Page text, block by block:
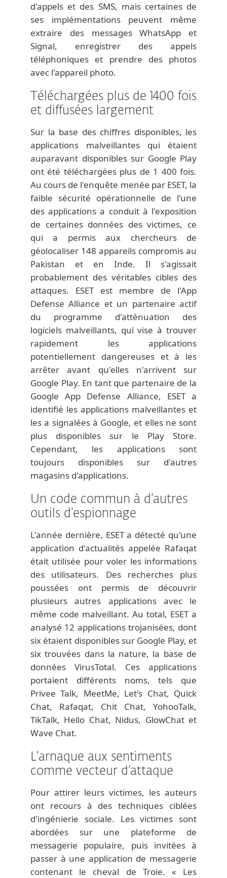
d'appels et des SMS, mais certaines de
ses implémentations peuvent même
extraire des messages WhatsApp et
Signal, enregistrer des appels
téléphoniques et prendre des photos
avec l'appareil photo.
Téléchargées plus de 1400 fois
et diffusées largement
Sur la base des chiffres disponibles, les
applications malveillantes qui étaient
auparavant disponibles sur Google Play
ont été téléchargées plus de 1 400 fois.
Au cours de l'enquête menée par ESET, la
faible sécurité opérationnelle de l'une
des applications a conduit à l'exposition
de certaines données des victimes, ce
qui a permis aux chercheurs de
géolocaliser 148 appareils compromis au
Pakistan et en Inde. Il s'agissait
probablement des véritables cibles des
attaques. ESET est membre de l'App
Defense Alliance et un partenaire actif
du programme d'atténuation des
logiciels malveillants, qui vise à trouver
rapidement les applications
potentiellement dangereuses et à les
arrêter avant qu'elles n'arrivent sur
Google Play. En tant que partenaire de la
Google App Defense Alliance, ESET a
identifié les applications malveillantes et
les a signalées à Google, et elles ne sont
plus disponibles sur le Play Store.
Cependant, les applications sont
toujours disponibles sur d'autres
magasins d'applications.
Un code commun à d’autres
outils d’espionnage
L'année dernière, ESET a détecté qu'une
application d'actualités appelée Rafaqat
était utilisée pour voler les informations
des utilisateurs. Des recherches plus
poussées ont permis de découvrir
plusieurs autres applications avec le
même code malveillant. Au total, ESET a
analysé 12 applications trojanisées, dont
six étaient disponibles sur Google Play, et
six trouvées dans la nature, la base de
données VirusTotal. Ces applications
portaient différents noms, tels que
Privee Talk, MeetMe, Let's Chat, Quick
Chat, Rafaqat, Chit Chat, YohooTalk,
TikTalk, Hello Chat, Nidus, GlowChat et
Wave Chat.
L’arnaque aux sentiments
comme vecteur d’attaque
Pour attirer leurs victimes, les auteurs
ont recours à des techniques ciblées
d'ingénierie sociale. Les victimes sont
abordées sur une plateforme de
messagerie populaire, puis invitées à
passer à une application de messagerie
contenant le cheval de Troie. « Les